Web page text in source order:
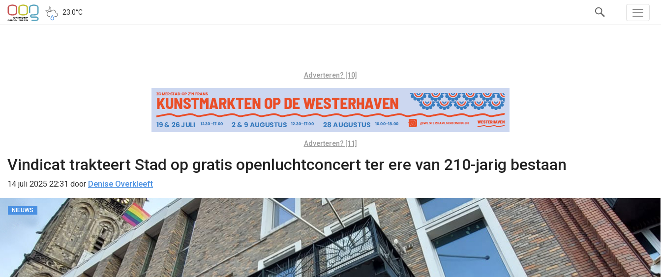
23.0°C
Adverteren? [10]
Adverteren? [11]
Vindicat trakteert Stad op gratis openluchtconcert ter ere van 210-jarig bestaan
14 juli 2025 22:31 door Denise Overkleeft
NIEUWS